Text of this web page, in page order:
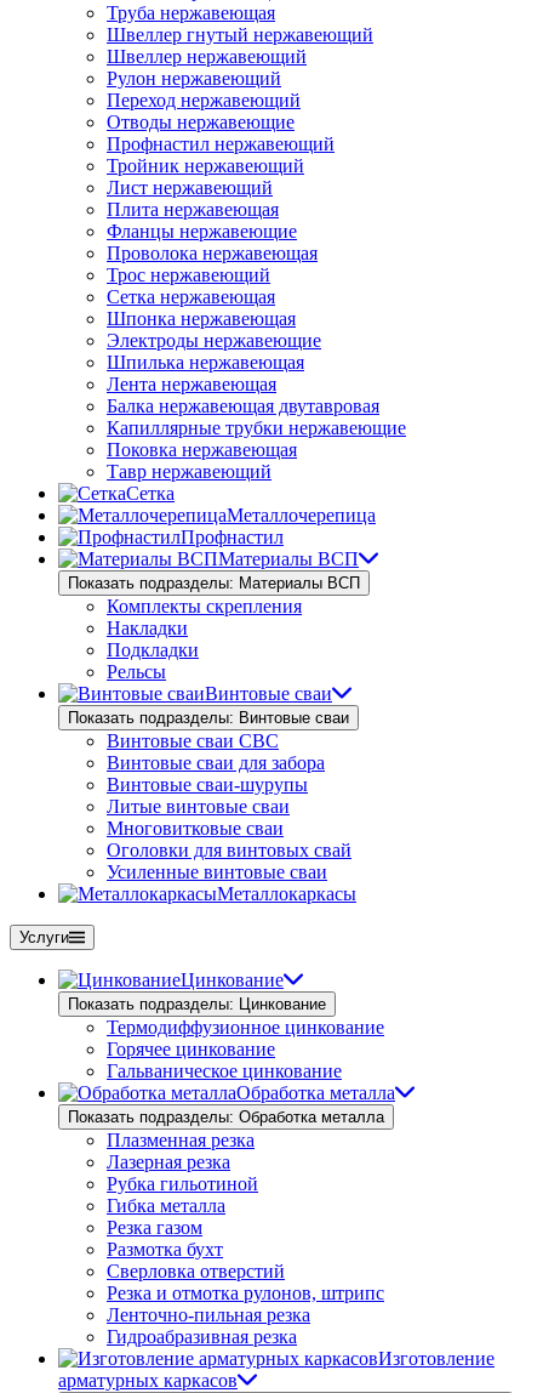
Труба нержавеющая
Швеллер гнутый нержавеющий
Швеллер нержавеющий
Рулон нержавеющий
Переход нержавеющий
Отводы нержавеющие
Профнастил нержавеющий
Тройник нержавеющий
Лист нержавеющий
Плита нержавеющая
Фланцы нержавеющие
Проволока нержавеющая
Трос нержавеющий
Сетка нержавеющая
Шпонка нержавеющая
Электроды нержавеющие
Шпилька нержавеющая
Лента нержавеющая
Балка нержавеющая двутавровая
Капиллярные трубки нержавеющие
Поковка нержавеющая
Тавр нержавеющий
Сетка
Металлочерепица
Профнастил
Материалы ВСП
Показать подразделы: Материалы ВСП
Комплекты скрепления
Накладки
Подкладки
Рельсы
Винтовые сваи
Показать подразделы: Винтовые сваи
Винтовые сваи СВС
Винтовые сваи для забора
Винтовые сваи-шурупы
Литые винтовые сваи
Многовитковые сваи
Оголовки для винтовых свай
Усиленные винтовые сваи
Металлокаркасы
Услуги
Цинкование
Показать подразделы: Цинкование
Термодиффузионное цинкование
Горячее цинкование
Гальваническое цинкование
Обработка металла
Показать подразделы: Обработка металла
Плазменная резка
Лазерная резка
Рубка гильотиной
Гибка металла
Резка газом
Размотка бухт
Сверловка отверстий
Резка и отмотка рулонов, штрипс
Ленточно-пильная резка
Гидроабразивная резка
Изготовление
арматурных каркасов